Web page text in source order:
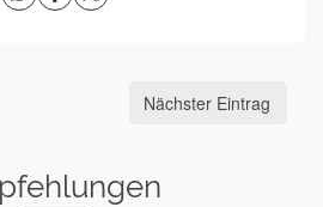
Nächster Eintrag